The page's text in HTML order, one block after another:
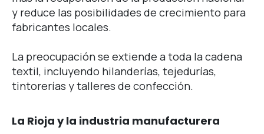
y reduce las posibilidades de crecimiento para
fabricantes locales.
La preocupación se extiende a toda la cadena
textil, incluyendo hilanderías, tejedurías,
tintorerías y talleres de confección.
La Rioja y la industria manufacturera